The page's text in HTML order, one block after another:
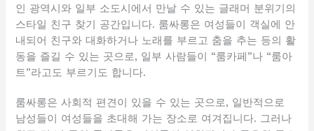
인 광역시와 일부 소도시에서 만날 수 있는 글래머 분위기의
스타일 친구 찾기 공간입니다. 룸싸롱은 여성들이 객실에 안
내되어 친구와 대화하거나 노래를 부르고 춤을 추는 등의 활
동을 즐길 수 있는 곳으로, 일부 사람들이 “룸카페”나 “룸아
트”라고도 부르기도 합니다.
룸싸롱은 사회적 편견이 있을 수 있는 곳으로, 일반적으로
남성들이 여성들을 초대해 가는 장소로 여겨집니다. 그러나